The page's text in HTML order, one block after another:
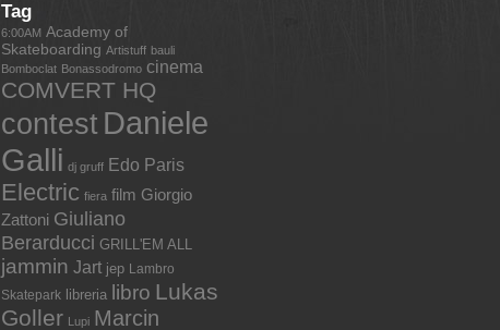
Tag
6:00AM Academy of
Skateboarding Artistuff bauli
Bomboclat Bonassodromo cinema
COMVERT HQ
contest Daniele
Galli dj gruff Edo Paris
Electric fiera film Giorgio
Zattoni Giuliano
Berarducci GRILL'EM ALL
jammin Jart jep Lambro
Skatepark libreria libro Lukas
Goller Lupi Marcin